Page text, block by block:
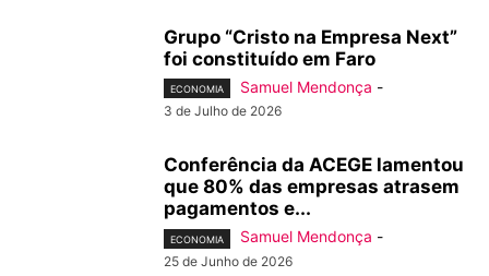
Grupo “Cristo na Empresa Next”
foi constituído em Faro
ECONOMIA Samuel Mendonça -
3 de Julho de 2026
Conferência da ACEGE lamentou
que 80% das empresas atrasem
pagamentos e...
ECONOMIA Samuel Mendonça -
25 de Junho de 2026